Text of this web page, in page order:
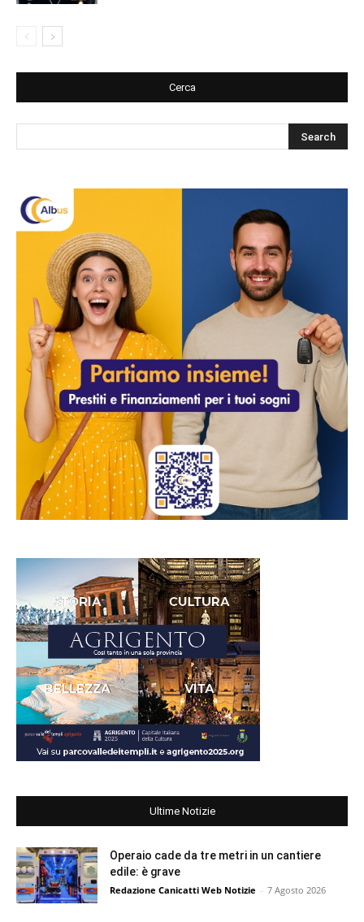
Cerca
Ultime Notizie
Operaio cade da tre metri in un cantiere
edile: è grave
Redazione Canicatti Web Notizie - 7 Agosto 2026